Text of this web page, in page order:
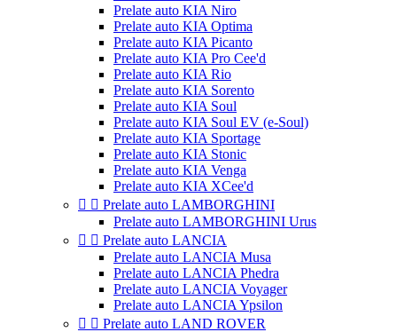
Prelate auto KIA Niro
Prelate auto KIA Optima
Prelate auto KIA Picanto
Prelate auto KIA Pro Cee'd
Prelate auto KIA Rio
Prelate auto KIA Sorento
Prelate auto KIA Soul
Prelate auto KIA Soul EV (e-Soul)
Prelate auto KIA Sportage
Prelate auto KIA Stonic
Prelate auto KIA Venga
Prelate auto KIA XCee'd
  Prelate auto LAMBORGHINI
Prelate auto LAMBORGHINI Urus
  Prelate auto LANCIA
Prelate auto LANCIA Musa
Prelate auto LANCIA Phedra
Prelate auto LANCIA Voyager
Prelate auto LANCIA Ypsilon
  Prelate auto LAND ROVER